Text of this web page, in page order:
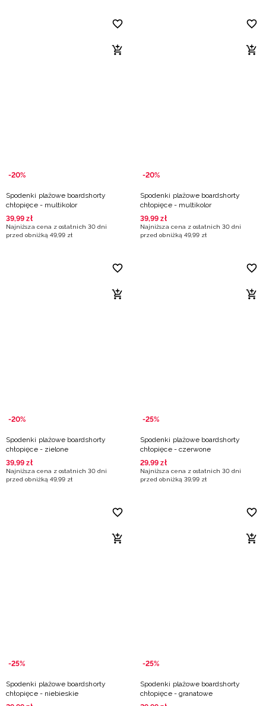
-20%
Spodenki plażowe boardshorty
chłopięce - multikolor
39,99 zł
Najniższa cena z ostatnich 30 dni
przed obniżką 49,99 zł
-20%
Spodenki plażowe boardshorty
chłopięce - multikolor
39,99 zł
Najniższa cena z ostatnich 30 dni
przed obniżką 49,99 zł
-20%
Spodenki plażowe boardshorty
chłopięce - zielone
39,99 zł
Najniższa cena z ostatnich 30 dni
przed obniżką 49,99 zł
-25%
Spodenki plażowe boardshorty
chłopięce - czerwone
29,99 zł
Najniższa cena z ostatnich 30 dni
przed obniżką 39,99 zł
-25%
Spodenki plażowe boardshorty
chłopięce - niebieskie
-25%
Spodenki plażowe boardshorty
chłopięce - granatowe